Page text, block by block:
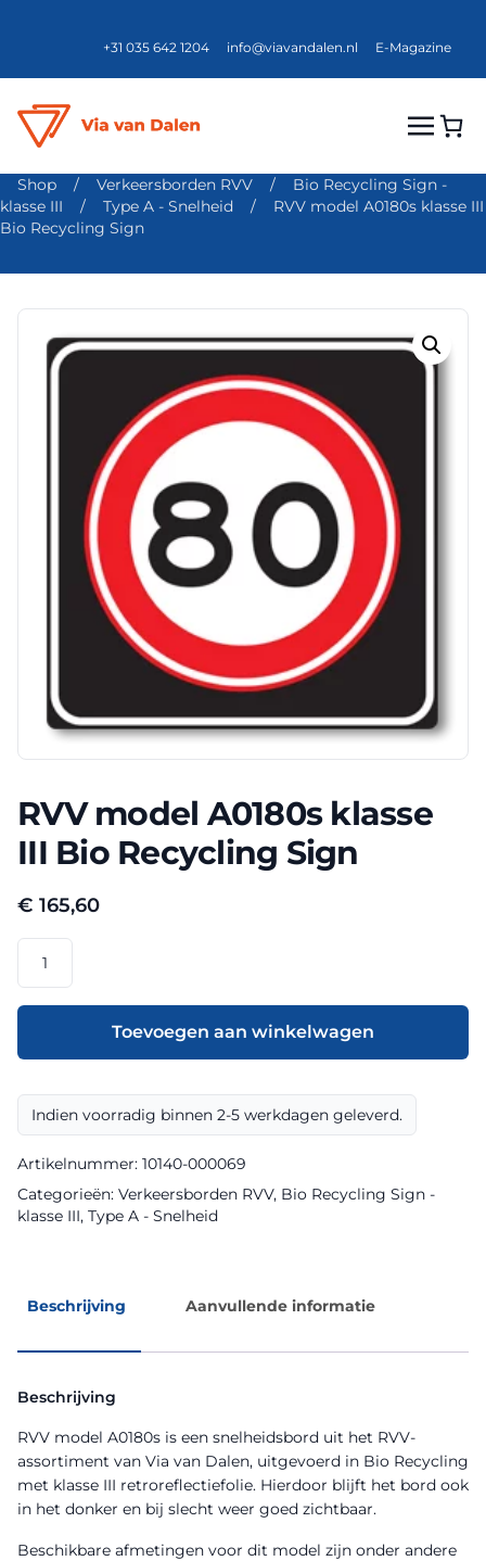
+31 035 642 1204 info@viavandalen.nl E-Magazine
Shop / Verkeersborden RVV /
Bio Recycling Sign -
klasse III
/ Type A - Snelheid /
RVV model A0180s klasse III
Bio Recycling Sign
RVV model A0180s klasse
III Bio Recycling Sign
€ 165,60
model
A0180s
III
Recycling
Sign
aantal
Toevoegen aan winkelwagen
Indien voorradig binnen 2-5 werkdagen geleverd.
Artikelnummer: 10140-000069
Categorieën: Verkeersborden RVV, Bio Recycling Sign -
klasse III, Type A - Snelheid
Beschrijving Aanvullende informatie
Beschrijving
RVV model A0180s is een snelheidsbord uit het RVV-
assortiment van Via van Dalen, uitgevoerd in Bio Recycling
met klasse III retroreflectiefolie. Hierdoor blijft het bord ook
in het donker en bij slecht weer goed zichtbaar.
Beschikbare afmetingen voor dit model zijn onder andere